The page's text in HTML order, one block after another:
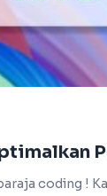
coding !